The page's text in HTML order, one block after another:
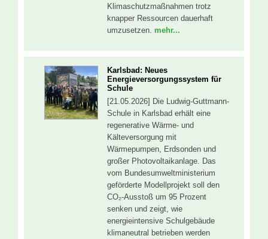
Klimaschutzmaßnahmen trotz
knapper Ressourcen dauerhaft
umzusetzen. mehr...
Karlsbad: Neues
Energieversorgungssystem für
Schule
[21.05.2026] Die Ludwig-Guttmann-
Schule in Karlsbad erhält eine
regenerative Wärme- und
Kälteversorgung mit
Wärmepumpen, Erdsonden und
großer Photovoltaikanlage. Das
vom Bundesumweltministerium
geförderte Modellprojekt soll den
CO₂-Ausstoß um 95 Prozent
senken und zeigt, wie
energieintensive Schulgebäude
klimaneutral betrieben werden